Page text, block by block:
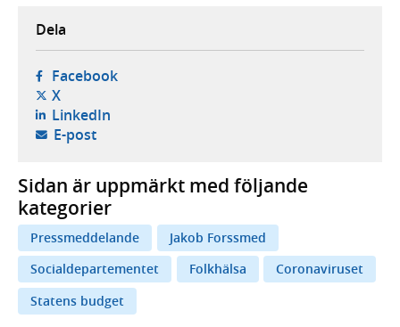
Dela
Facebook- öppnas i ny flik, extern webbplats,
X- öppnas i ny flik, extern webbplats,
LinkedIn- öppnas i ny flik, extern webbplats,
E-post- öppnar din e-postklient,
Sidan är uppmärkt med följande
kategorier
Pressmeddelande
Jakob Forssmed
Socialdepartementet
Folkhälsa
Coronaviruset
Statens budget